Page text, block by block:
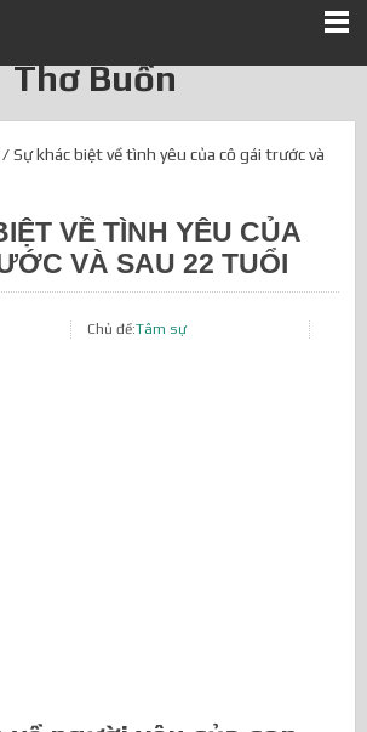
Thơ Buồn
/ Sự khác biệt về tình yêu của cô gái trước và
VỀ TÌNH YÊU CỦA
VÀ SAU 22 TUỔI
Chủ đề:Tâm sự